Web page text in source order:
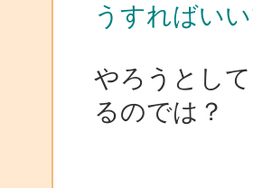
うすればい
やろうとし
るのでは？